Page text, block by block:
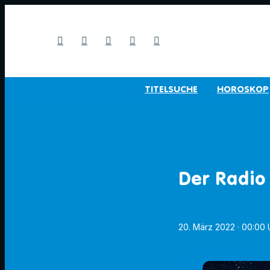
TITELSUCHE HOROSKOP
Der
20. März 2022 · 00:00